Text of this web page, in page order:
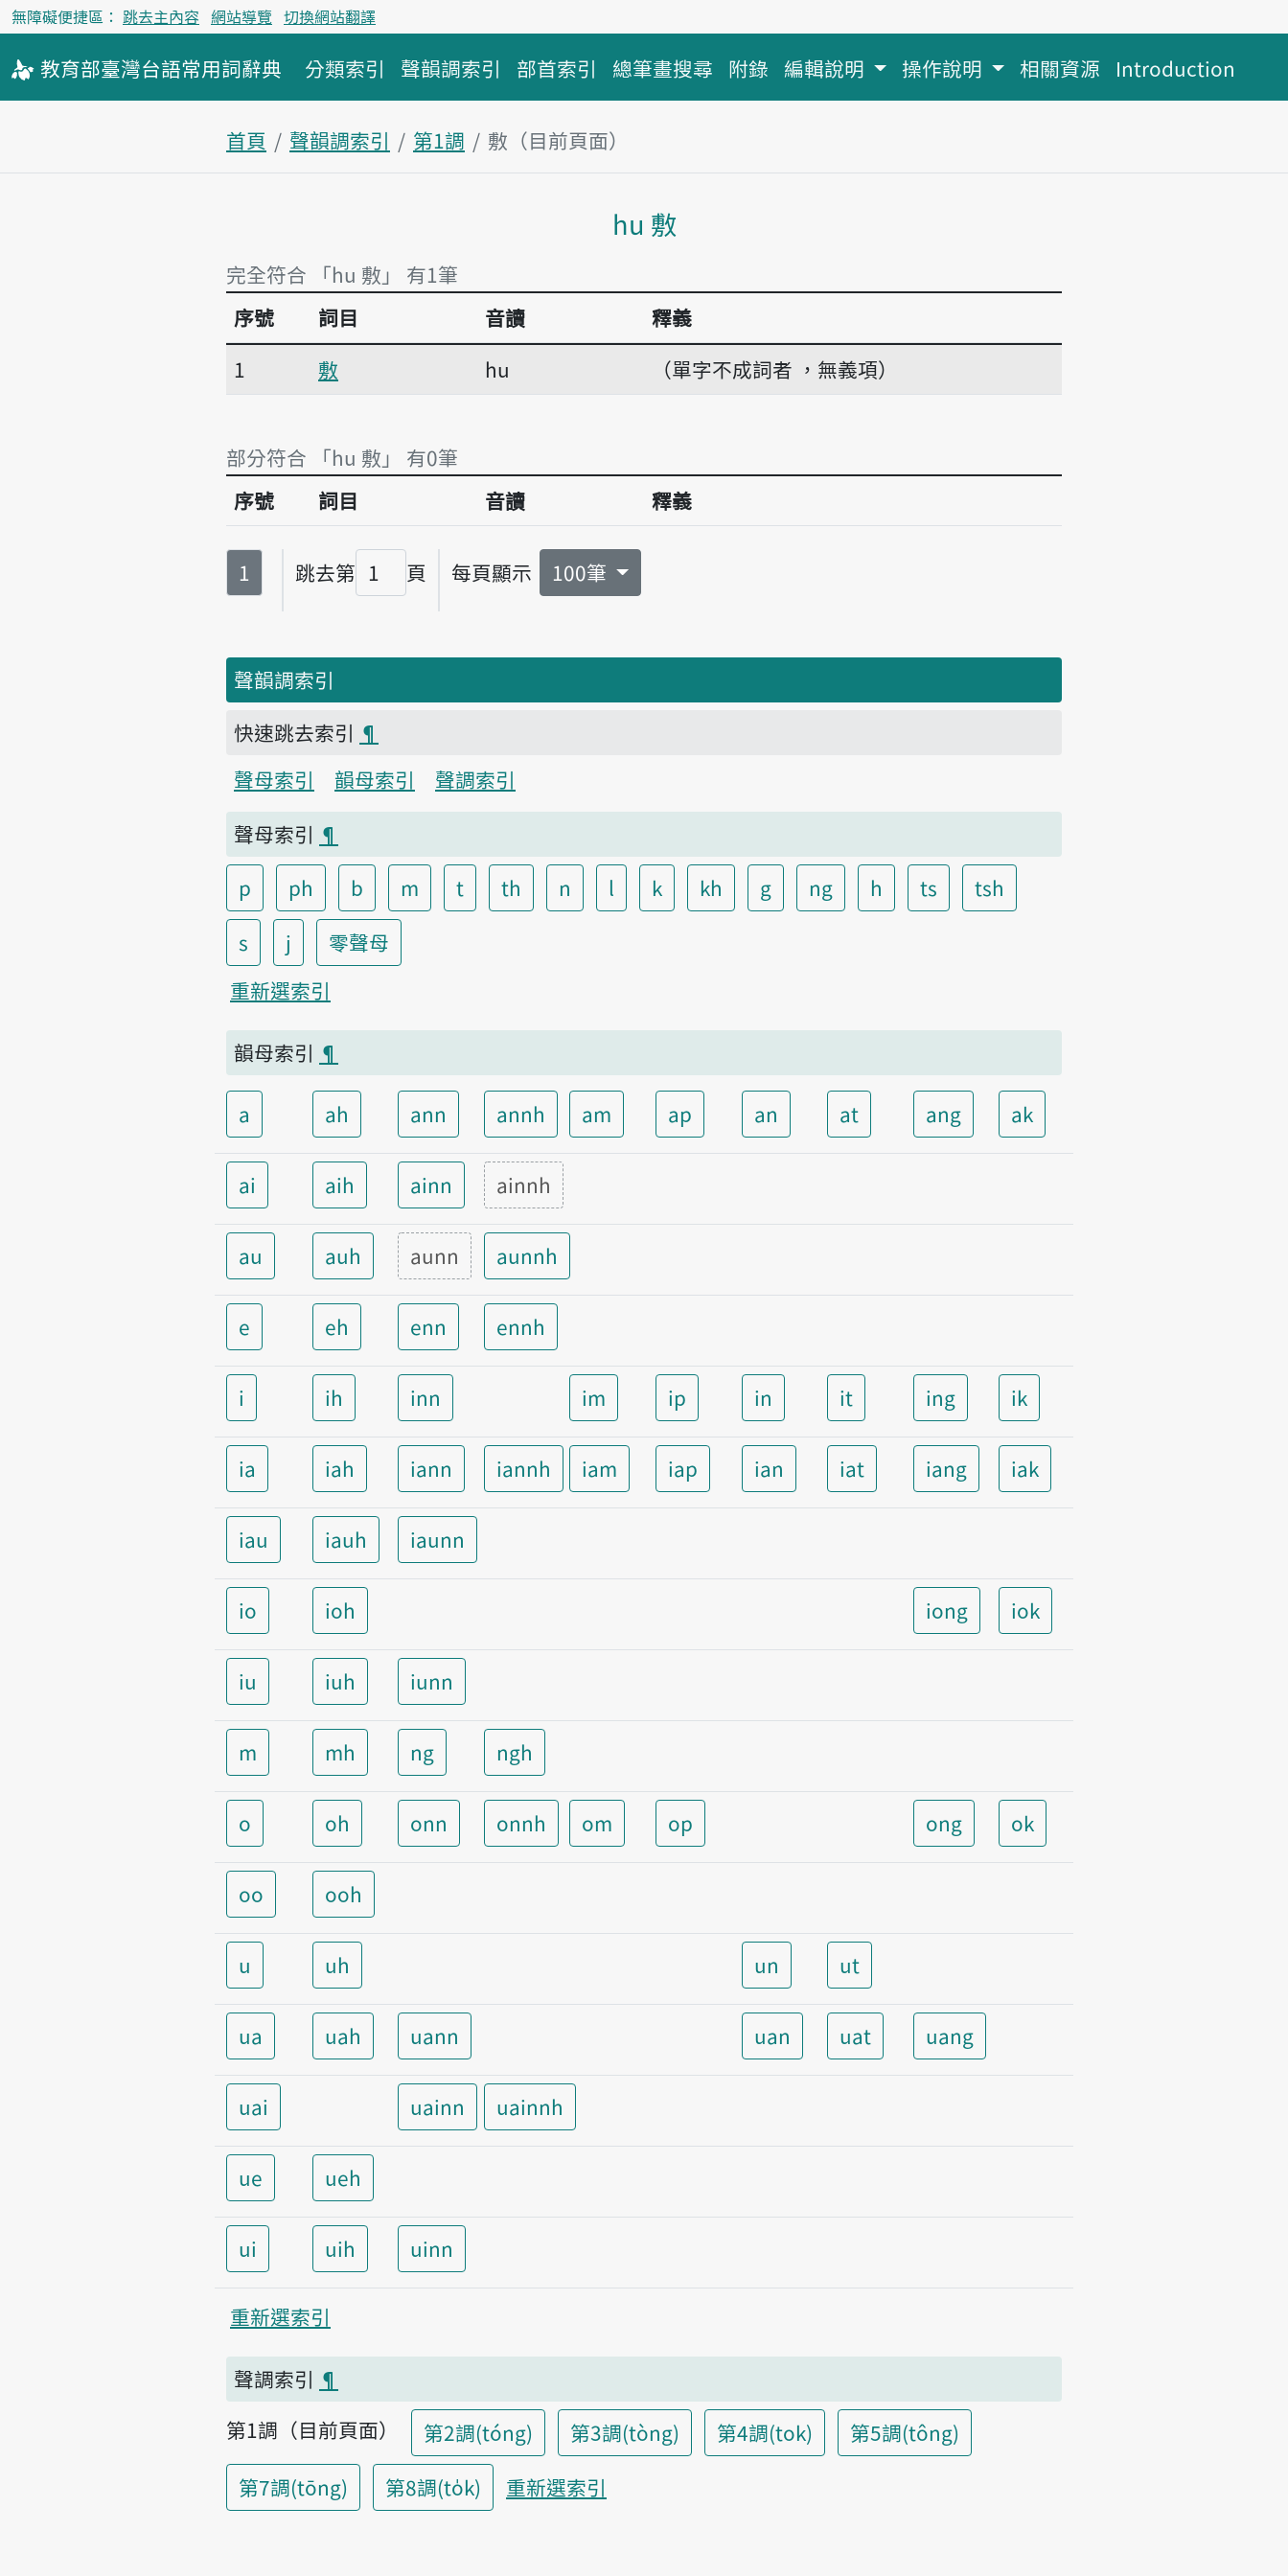
無障礙便捷區： 跳去主內容 網站導覽 切換網站翻譯
教育部臺灣台語常用詞辭典 分類索引 聲韻調索引 部首索引 總筆畫搜尋 附錄 編輯說明 操作說明 相關資源 Introduction
首頁 聲韻調索引 第1調
敷（目前頁面）
hu 敷
完全符合 「hu 敷」 有1筆
完全符合 「hu 敷」 有1筆
序號 詞目 音讀
釋義
1
敷 hu （單字不成詞者 ，無義項）
部分符合 「hu 敷」 有0筆
序號 詞目 音讀 釋義
第
1 跳去第
頁碼
頁 每頁顯示 100筆
聲韻調索引
快速跳去索引 ¶
聲母索引
韻母索引
聲調索引
聲母索引 ¶
p
ph b m t th n l k kh g ng h ts
tsh
s
j
零聲母
重新選索引
韻母索引 ¶
a ah ann annh am ap an at ang ak
ai aih ainn ainnh
au auh aunn aunnh
e eh enn ennh
i ih inn im ip in it ing ik
ia iah iann iannh iam iap ian iat iang iak
iau iauh iaunn
io ioh iong iok
iu iuh iunn
m mh ng ngh
o oh onn onnh om op ong ok
oo ooh
u uh un ut
ua uah uann uan uat uang
uai uainn uainnh
ue ueh
ui uih uinn
重新選索引
聲調索引 ¶
第1調（目前頁面）
第2調(tóng) 第3調(tòng) 第4調(tok)
第5調(tông)
第7調(tōng)
第8調(to̍k) 重新選索引